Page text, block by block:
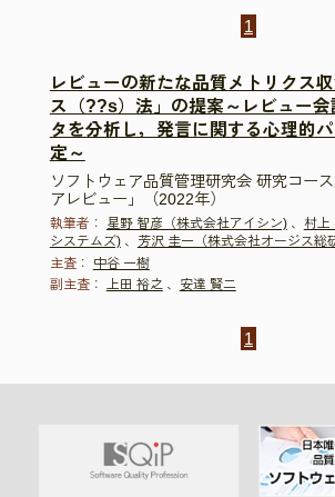
1
レビューの新たな品質メトリクス
ス（??s）法」の提案～レビュー会
タを分析し，発言に関する心理的
定～
ソフトウェア品質管理研究会 研究コー
アレビュー」（2022年）
執筆者： 星野 智彦（株式会社アイシン)、 村上
システムズ)、 芳沢 圭一（株式会社オージス総
主査：
中谷 一樹
副主査： 上田 裕之、 安達 賢二
1